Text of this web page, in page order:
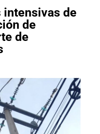
intensivas de
de
de